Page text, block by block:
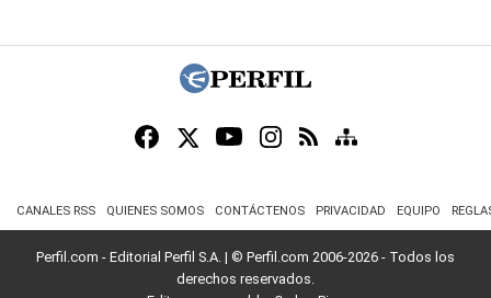
CANALES RSS QUIENES SOMOS CONTÁCTENOS PRIVACIDAD EQUIPO
Perfil.com - Editorial Perfil S.A. | © Perfil.com 2006-2026 - Todos los
derechos reservados.